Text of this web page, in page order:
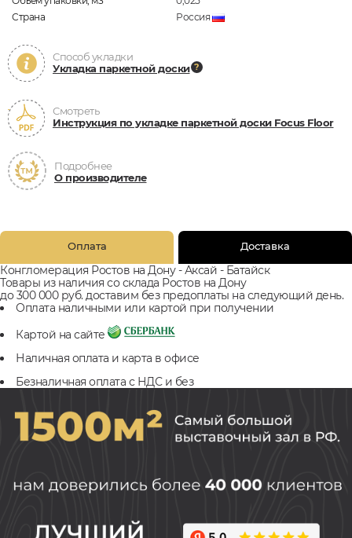
Страна
Россия
Способ укладки
Укладка паркетной доски
Смотреть
Инструкция по укладке паркетной доски Focus Floor
Подробнее
О производителе
Оплата Доставка
Конгломерация Ростов на Дону - Аксай - Батайск
Товары из наличия со склада Ростов на Дону
до 300 000 руб. доставим без предоплаты на следующий день.
Оплата наличными или картой при получении
Картой на сайте
Наличная оплата и карта в офисе
Безналичная оплата с НДС и без